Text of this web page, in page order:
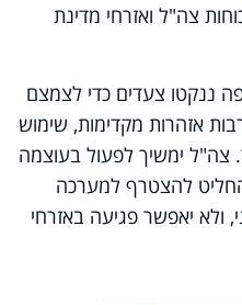
צה"ל ואזרחי מדינת
ננקטו צעדים כדי לצמצם
אזהרות מקדימות, שימוש
צה"ל ימשיך לפעול בעוצמה
להצטרף למערכה
ולא יאפשר פגיעה באזרחי